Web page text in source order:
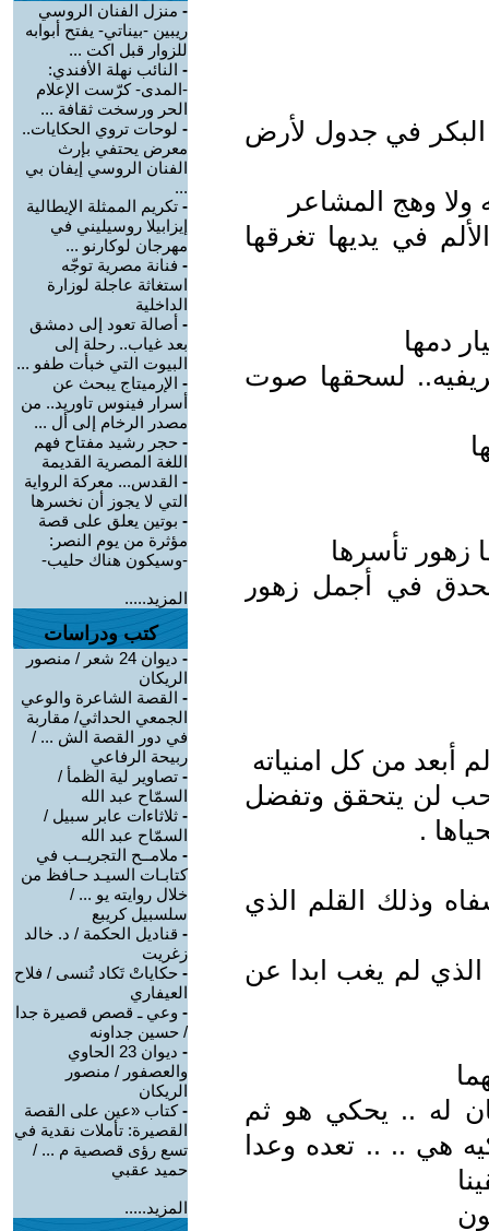
البكر في جدول لأرض
وهج المشاعر
في يديها تغرقها
دمها
لسحقها صوت
زهور تأسرها
في أجمل زهور
أبعد من كل امنياته
بحب لن يتحقق وتفضل
.
وذلك القلم الذي
لم يغب ابدا عن
له .. يحكي هو ثم
هي .. .. تعده وعدا
- منزل الفنان الروسي
ريبين -بيناتي- يفتح أبوابه
للزوار قبل اكت ...
- النائب نهلة الأفندي:
-المدى- كرّست الإعلام
الحر ورسخت ثقافة ...
- لوحات تروي الحكايات..
معرض يحتفي بإرث
الفنان الروسي إيفان بي
...
- تكريم الممثلة الإيطالية
إيزابيلا روسيليني في
مهرجان لوكارنو ...
- فنانة مصرية توجّه
استغاثة عاجلة لوزارة
الداخلية
- أصالة تعود إلى دمشق
بعد غياب.. رحلة إلى
البيوت التي خبأت طفو ...
- الإرميتاج يبحث عن
أسرار فينوس تاوريد.. من
مصدر الرخام إلى أل ...
- حجر رشيد مفتاح فهم
اللغة المصرية القديمة
- القدس... معركة الرواية
التي لا يجوز أن نخسرها
- بوتين يعلق على قصة
مؤثرة من يوم النصر:
-وسيكون هناك حليب-
المزيد.....
كتب ودراسات
-
ديوان 24 شعر / منصور
الريكان
- القصة الشاعرة والوعي
الجمعي الحداثي/ مقاربة
في دور القصة الش ... /
ربيحة الرفاعي
- تصاوير لية الظمأ /
السمّاح عبد الله
- ثلاثاءات عابر سبيل /
السمّاح عبد الله
- ملامــح التجريــب في
كتابـات السيـد حـافظ من
خلال روايته يو ... /
سلسبيل كريبع
- قناديل الحكمة / د. خالد
زغريت
- حكاياتْ تَكاد تُنسى / فلاح
العيفاري
- وعي ـ قصص قصيرة جدا
/ حسين جداونه
-
ديوان 23 الحاوي
والعصفور / منصور
الريكان
-كتاب «عين على القصة
القصيرة: تأملات نقدية في
تسع رؤى قصصية م ... /
حميد عقبي
المزيد.....